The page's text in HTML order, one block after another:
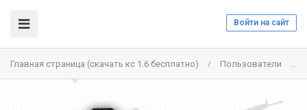
Войти на сайт
Главная страница (скачать кс 1.6 бесплатно) / Пользователи